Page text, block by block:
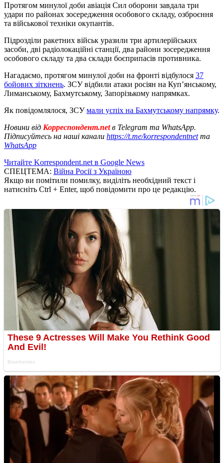
Протягом минулої доби авіація Сил оборони завдала три
удари по районах зосередження особового складу, озброєння
та військової техніки окупантів.
Підрозділи ракетних військ уразили три артилерійських
засоби, дві радіолокаційні станції, два райони зосередження
особового складу та два склади боєприпасів противника.
Нагадаємо, протягом минулої доби на фронті відбулося 37
бойових зіткнень. ЗСУ відбили атаки росіян на Куп’янському,
Лиманському, Бахмутському, Запорізькому напрямках.
Як повідомлялося, ЗСУмали успіх на Бахмутському напрямку.
Новини від Корреспондент.netв Telegram та WhatsApp.
Підписуйтесь на наші канали https://t.me/korrespondentnetта
WhatsApp
Читайте Korrespondent.net в Google News
СПЕЦТЕМА: Війна Росії з Україною
Якщо ви помітили помилку, виділіть необхідний текст і
натисніть Ctrl + Enter, щоб повідомити про це редакцію.